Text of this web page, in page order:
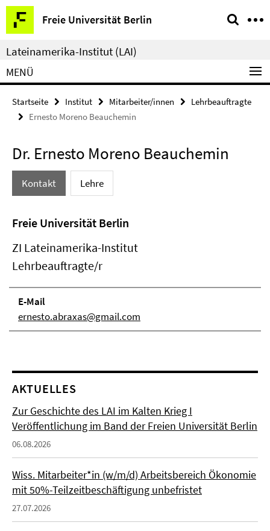
Springe
direkt
zu
Inhalt
Freie Universität Berlin
Service-
Navigation
Lateinamerika-Institut (LAI)
MENÜ
Startseite Institut Mitarbeiter/innen
Lehrbeauftragte
Ernesto Moreno Beauchemin
Dr. Ernesto Moreno Beauchemin
Kontakt Lehre
Freie Universität Berlin
ZI Lateinamerika-Institut
Lehrbeauftragte/r
E-Mail
ernesto.abraxas@gmail.com
AKTUELLES
Zur Geschichte des LAI im Kalten Krieg I
Veröffentlichung im Band der Freien Universität Berlin
06.08.2026
Wiss. Mitarbeiter*in (w/m/d) Arbeitsbereich Ökonomie
mit 50%-Teilzeitbeschäftigung unbefristet
27.07.2026